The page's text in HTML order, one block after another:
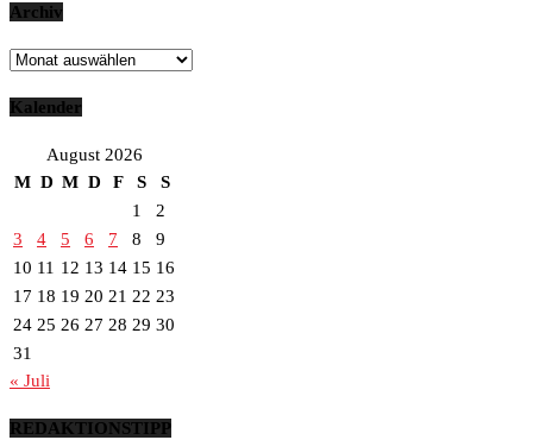
Archiv
Archiv
Kalender
August 2026
M D M D F S
S
1
2
3
4 5 6 7 8
9
10 11 12 13 14 15 16
17 18 19 20 21 22 23
24 25 26 27 28 29 30
31
« Juli
REDAKTIONSTIPP